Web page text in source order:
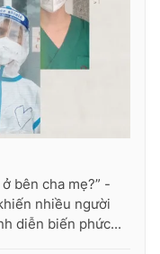
Nam
tử số 483/GP-BTTTT
Phạm Quốc Thắng,
bên cha mẹ?” -
nhiều người
diễn biến phức...